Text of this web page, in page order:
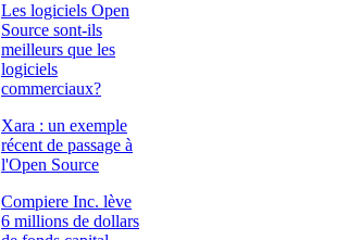
Les logiciels Open
Source sont-ils
meilleurs que les
logiciels
commerciaux?
Xara : un exemple
récent de passage à
l'Open Source
Compiere Inc. lève
6 millions de dollars